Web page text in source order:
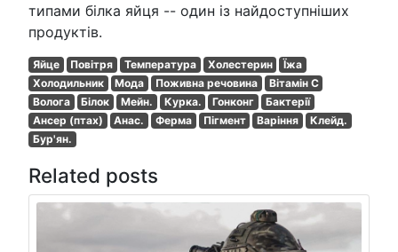
типами білка яйця -- один із найдоступніших
продуктів.
Яйце Повітря Температура Холестерин
Їжа
Холодильник
Мода Поживна речовина
Вітамін С
Волога
Білок Мейн. Курка. Гонконг
Бактерії
Ансер (птах)
Анас. Ферма Пігмент Варіння
Клейд.
Бур'ян.
Related posts